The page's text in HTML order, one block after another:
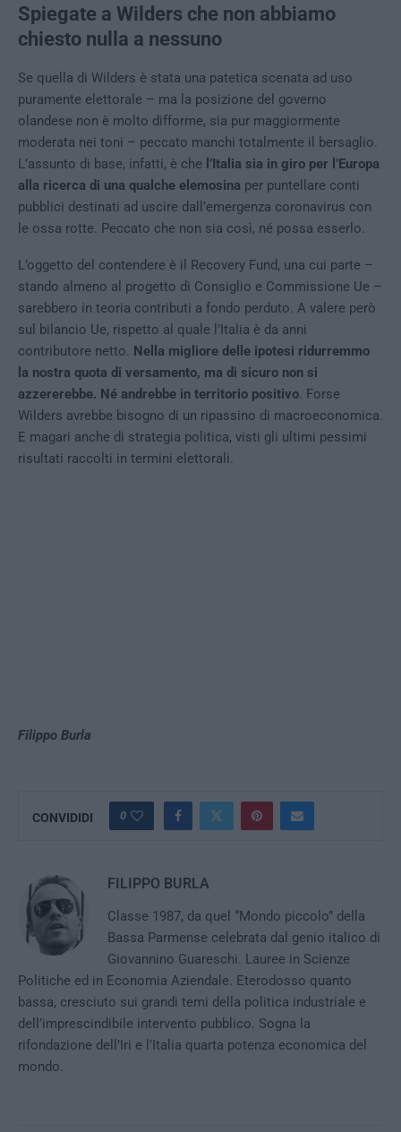
Spiegate a Wilders che non abbiamo
chiesto nulla a nessuno
Se quella di Wilders è stata una patetica scenata ad uso
puramente elettorale – ma la posizione del governo
olandese non è molto difforme, sia pur maggiormente
moderata nei toni – peccato manchi totalmente il bersaglio.
L’assunto di base, infatti, è che l’Italia sia in giro per l’Europa
alla ricerca di una qualche elemosina per puntellare conti
pubblici destinati ad uscire dall’emergenza coronavirus con
le ossa rotte. Peccato che non sia così, né possa esserlo.
L’oggetto del contendere è il Recovery Fund, una cui parte –
stando almeno al progetto di Consiglio e Commissione Ue –
sarebbero in teoria contributi a fondo perduto. A valere però
sul bilancio Ue, rispetto al quale l’Italia è da anni
contributore netto. Nella migliore delle ipotesi ridurremmo
la nostra quota di versamento, ma di sicuro non si
azzererebbe. Né andrebbe in territorio positivo. Forse
Wilders avrebbe bisogno di un ripassino di macroeconomica.
E magari anche di strategia politica, visti gli ultimi pessimi
risultati raccolti in termini elettorali.
Filippo Burla
CONVIDIDI 0
FILIPPO BURLA
Classe 1987, da quel “Mondo piccolo” della
Bassa Parmense celebrata dal genio italico di
Giovannino Guareschi. Lauree in Scienze
Politiche ed in Economia Aziendale. Eterodosso quanto
bassa, cresciuto sui grandi temi della politica industriale e
dell’imprescindibile intervento pubblico. Sogna la
rifondazione dell’Iri e l’Italia quarta potenza economica del
mondo.